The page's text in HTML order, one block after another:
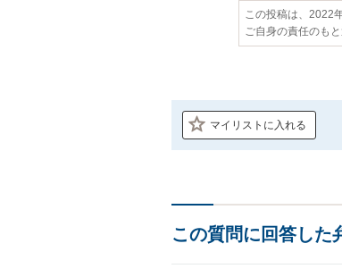
この投稿は、2022
ご自身の責任のも
マイリストに入れる
この質問に回答した